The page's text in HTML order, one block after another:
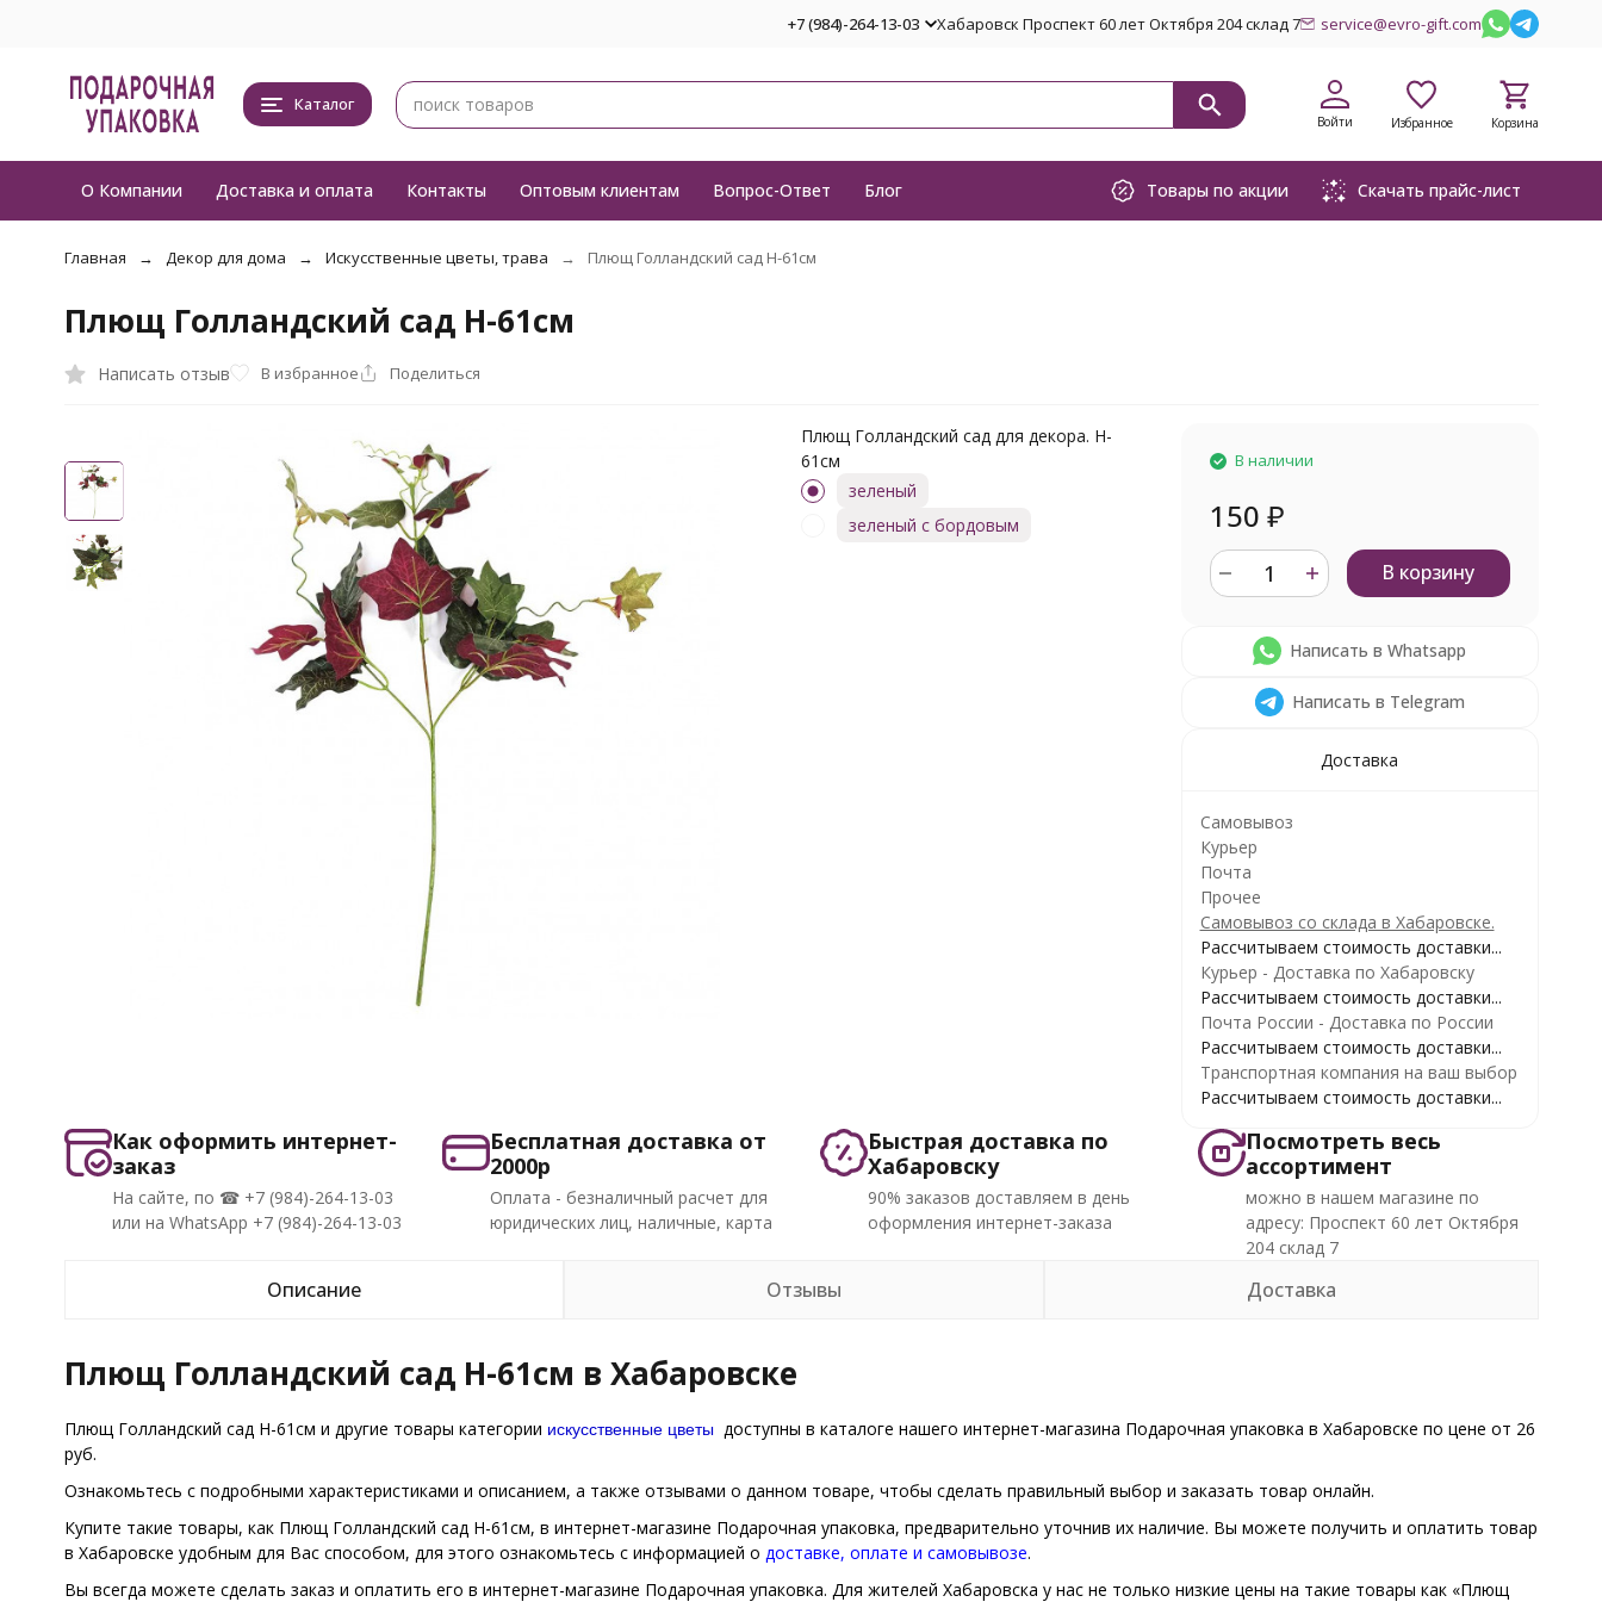
+7 (984)-264-13-03 Хабаровск Проспект 60 лет Октября 204 склад 7 service@evro-gift.com
Каталог
Войти Избранное Корзина
О Компании Доставка и оплата Контакты Оптовым клиентам Вопрос-Ответ Блог Товары по акции Скачать прайс-лист
Главная Декор для дома Искусственные цветы, трава Плющ Голландский сад H-61см
Плющ Голландский сад H-61см
Написать отзыв В избранное Поделиться
Плющ Голландский сад для декора. H-
61см
зеленый
зеленый с бордовым
В наличии
150 ₽
В корзину
Написать в Whatsapp
Написать в Telegram
Доставка
Самовывоз
Курьер
Почта
Прочее
Самовывоз со склада в Хабаровске.
Рассчитываем стоимость доставки...
Курьер - Доставка по Хабаровску
Рассчитываем стоимость доставки...
Почта России - Доставка по России
Рассчитываем стоимость доставки...
Транспортная компания на ваш выбор
Рассчитываем стоимость доставки...
Как оформить интернет-
заказ
На сайте, по ☎ +7 (984)-264-13-03
или на WhatsApp +7 (984)-264-13-03
Бесплатная доставка от
2000р
Оплата - безналичный расчет для
юридических лиц, наличные, карта
Быстрая доставка по
Хабаровску
90% заказов доставляем в день
оформления интернет-заказа
Посмотреть весь
ассортимент
можно в нашем магазине по
адресу: Проспект 60 лет Октября
204 склад 7
Описание Отзывы Доставка
Плющ Голландский сад H-61см в Хабаровске
Плющ Голландский сад H-61см и другие товары категории искусственные цветыдоступны в каталоге нашего интернет-магазина Подарочная упаковка в Хабаровске по цене от 26
руб.
Ознакомьтесь с подробными характеристиками и описанием, а также отзывами о данном товаре, чтобы сделать правильный выбор и заказать товар онлайн.
Купите такие товары, как Плющ Голландский сад H-61см, в интернет-магазине Подарочная упаковка, предварительно уточнив их наличие. Вы можете получить и оплатить товар
в Хабаровске удобным для Вас способом, для этого ознакомьтесь с информацией о доставке, оплате и самовывозе.
Вы всегда можете сделать заказ и оплатить его в интернет-магазине Подарочная упаковка. Для жителей Хабаровска у нас не только низкие цены на такие товары как «Плющ